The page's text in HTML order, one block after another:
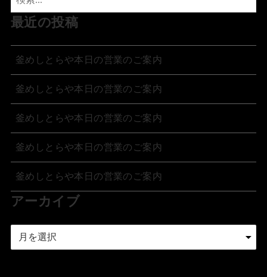
最近の投稿
釜めしとらや本日の営業のご案内
釜めしとらや本日の営業のご案内
釜めしとらや本日の営業のご案内
釜めしとらや本日の営業のご案内
釜めしとらや本日の営業のご案内
アーカイブ